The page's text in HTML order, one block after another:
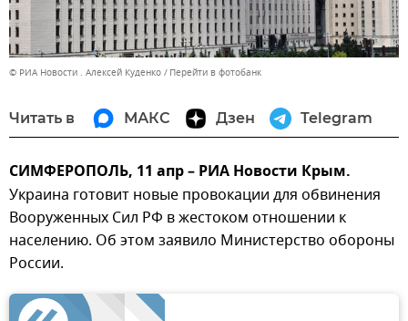
© РИА Новости . Алексей Куденко Перейти в фотобанк
Читать в МАКС Дзен Telegram
СИМФЕРОПОЛЬ, 11 апр – РИА Новости Крым.
Украина готовит новые провокации для обвинения
Вооруженных Сил РФ в жестоком отношении к
населению. Об этом заявило Министерство обороны
России.